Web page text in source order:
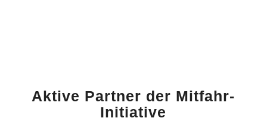
Aktive Partner der Mitfahr-
Initiative